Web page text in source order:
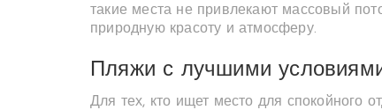
такие места не привлекают массовый
природную красоту и атмосферу.
Пляжи с лучшими
Для тех, кто ищет место для спокойного